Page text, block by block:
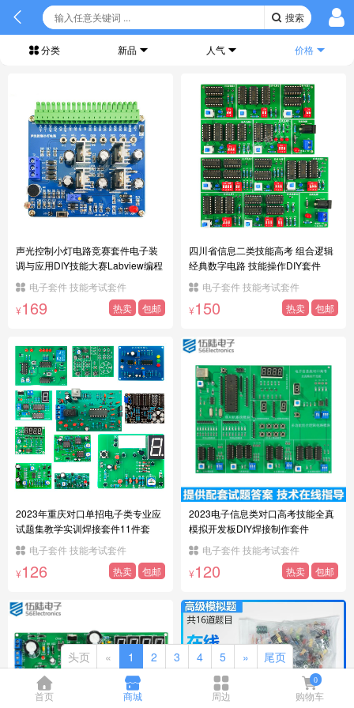
搜索
首页 商城 周边
0
购物车
分类 新品 人气 价格
声光控制小灯电路竞赛套件电子装
调与应用DIY技能大赛Labview编程
电子套件 技能考试套件
¥169 热卖 包邮
四川省信息二类技能高考 组合逻辑
经典数字电路 技能操作DIY套件
电子套件 技能考试套件
¥150 热卖 包邮
2023年重庆对口单招电子类专业应
试题集教学实训焊接套件11件套
电子套件 技能考试套件
¥126 热卖 包邮
2023电子信息类对口高考技能全真
模拟开发板DIY焊接制作套件
电子套件 技能考试套件
¥120 热卖 包邮
头页 « 1 2 3 4 5 » 尾页